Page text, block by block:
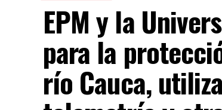
EPM y la
para la
río Cauca,